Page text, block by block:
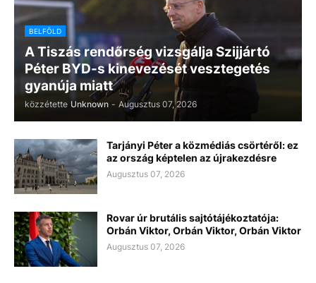
BELFÖLD
A Tiszás rendőrség vizsgálja Szijjártó
Péter BYD-s kinevezését vesztegetés
gyanúja miatt
közzétette Unknown - Augusztus 07, 2026
Tarjányi Péter a közmédiás csörtéről: ez
az ország képtelen az újrakezdésre
Augusztus 07, 2026
Rovar úr brutális sajtótájékoztatója:
Orbán Viktor, Orbán Viktor, Orbán Viktor
Augusztus 07, 2026